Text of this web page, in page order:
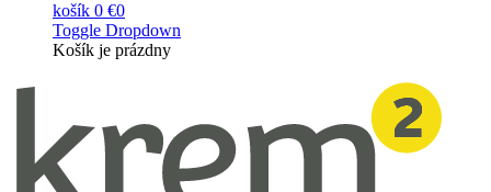
košík 0 €0
Toggle Dropdown
Košík je prázdny